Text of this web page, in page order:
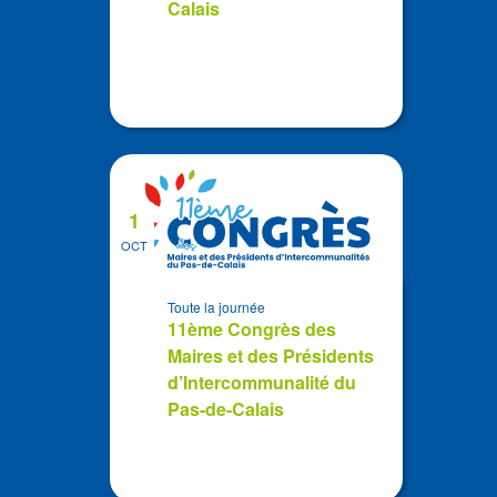
Calais
OCT
1
11ème Congrès des
Maires et des Présidents
d’Intercommunalité du
Pas-de-Calais
Toute la journée